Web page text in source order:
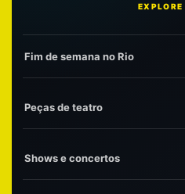
EXPLORE
Fim de semana no Rio
Peças de teatro
Shows e concertos